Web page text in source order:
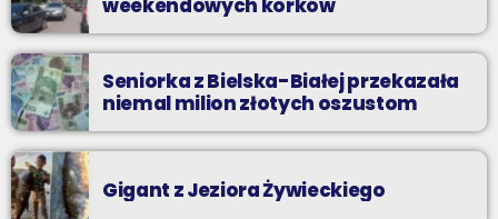
weekendowych korków
Seniorka z Bielska-Białej przekazała
niemal milion złotych oszustom
Gigant z Jeziora Żywieckiego